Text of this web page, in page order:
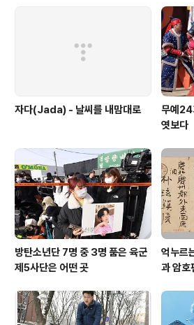
잡하다'란 글인데, 2011년 12월호에 실렸다. "그를
순간 흥분되지 않을 수 없었다. 슬라보예 지젝은 슬
지젝처럼 보였다. 레이디 가가가 레이디 가가처럼 보
이 말이다… 그는 전형적인 슬라보..
자다(Jada) - 날씨를 내맘대로
무예24
엿보다
방탄소년단 7명 중 3명 품은 육군
제5사단은 어떤 곳
억누르
과 암호